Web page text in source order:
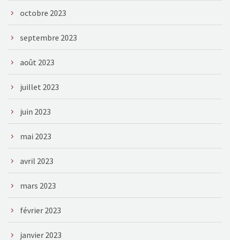
octobre 2023
septembre 2023
août 2023
juillet 2023
juin 2023
mai 2023
avril 2023
mars 2023
février 2023
janvier 2023